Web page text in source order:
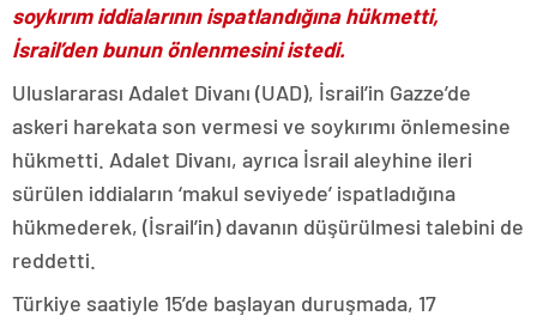
soykırım iddialarının ispatlandığına hükmetti,
İsrail’den bunun önlenmesini istedi.
Uluslararası Adalet Divanı (UAD), İsrail’in Gazze’de
askeri harekata son vermesi ve soykırımı önlemesine
hükmetti. Adalet Divanı, ayrıca İsrail aleyhine ileri
sürülen iddiaların ‘makul seviyede’ ispatladığına
hükmederek, (İsrail’in) davanın düşürülmesi talebini de
reddetti.
Türkiye saatiyle 15’de başlayan duruşmada, 17